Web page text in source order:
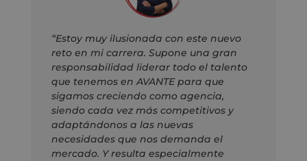
“Estoy muy ilusionada con este nuevo
reto en mi carrera. Supone una gran
responsabilidad liderar todo el talento
que tenemos en AVANTE para que
sigamos creciendo como agencia,
siendo cada vez más competitivos y
adaptándonos a las nuevas
necesidades que nos demanda el
mercado. Y resulta especialmente